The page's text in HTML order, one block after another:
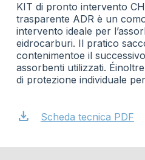
KIT di pronto intervento
trasparente ADR è un
intervento ideale per
eidrocarburi. Il pratico
contenimentoe il
assorbenti utilizzati.
di protezione individuale
download Scheda tecnica PDF